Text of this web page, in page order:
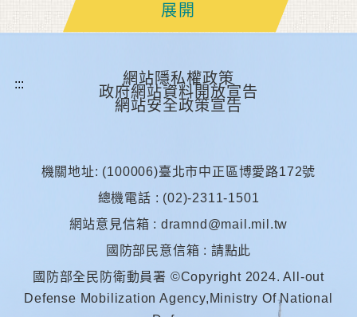
展開
網站隱私權政策
政府網站資料開放宣告
網站安全政策宣告
機關地址: (100006)臺北市中正區博愛路172號
總機電話 : (02)-2311-1501
網站意見信箱 : dramnd@mail.mil.tw
國防部民意信箱 : 請點此
國防部全民防衛動員署 ©Copyright 2024. All-out
Defense Mobilization Agency,Ministry Of National